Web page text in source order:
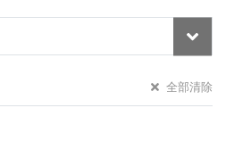
全部清除